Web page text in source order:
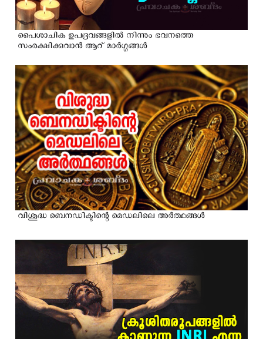
പൈശാചിക ഉപദ്രവങ്ങളില്‍ നിന്നും ഭവനത്തെ
സംരക്ഷിക്കുവാന്‍ ആറ് മാര്‍ഗ്ഗങ്ങള്‍
വിശുദ്ധ ബെനഡിക്ടിന്റെ മെഡലിലെ അര്‍ത്ഥങ്ങള്‍